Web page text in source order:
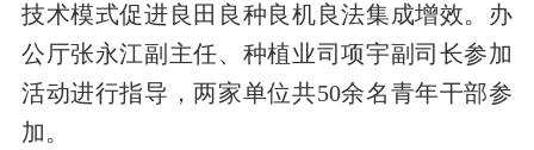
技术模式促进良田良种良机良法集成增效。办
公厅张永江副主任、种植业司项宇副司长参加
活动进行指导，两家单位共50余名青年干部参
加。